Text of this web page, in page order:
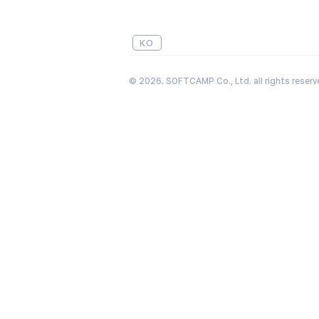
KO
© 2026. SOFTCAMP Co., Ltd. all rights